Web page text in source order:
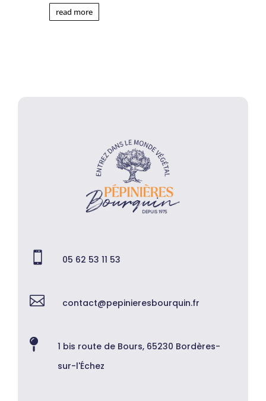
read more
 05 62 53 11 53
 contact@pepinieresbourquin.fr

1 bis route de Bours, 65230 Bordères-
sur-l'Échez